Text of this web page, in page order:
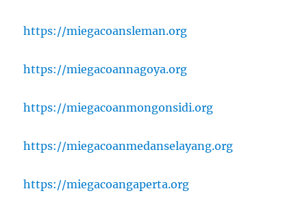
https://miegacoansleman.org
https://miegacoannagoya.org
https://miegacoanmongonsidi.org
https://miegacoanmedanselayang.org
https://miegacoangaperta.org